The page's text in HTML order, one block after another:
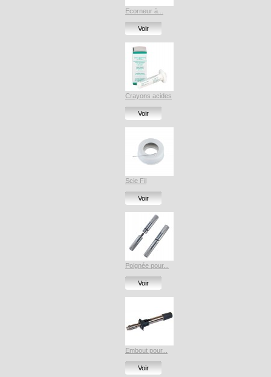
Ecorneur à...
Voir
Crayons acides
Voir
Scie Fil
Voir
Poignée pour...
Voir
Embout pour...
Voir